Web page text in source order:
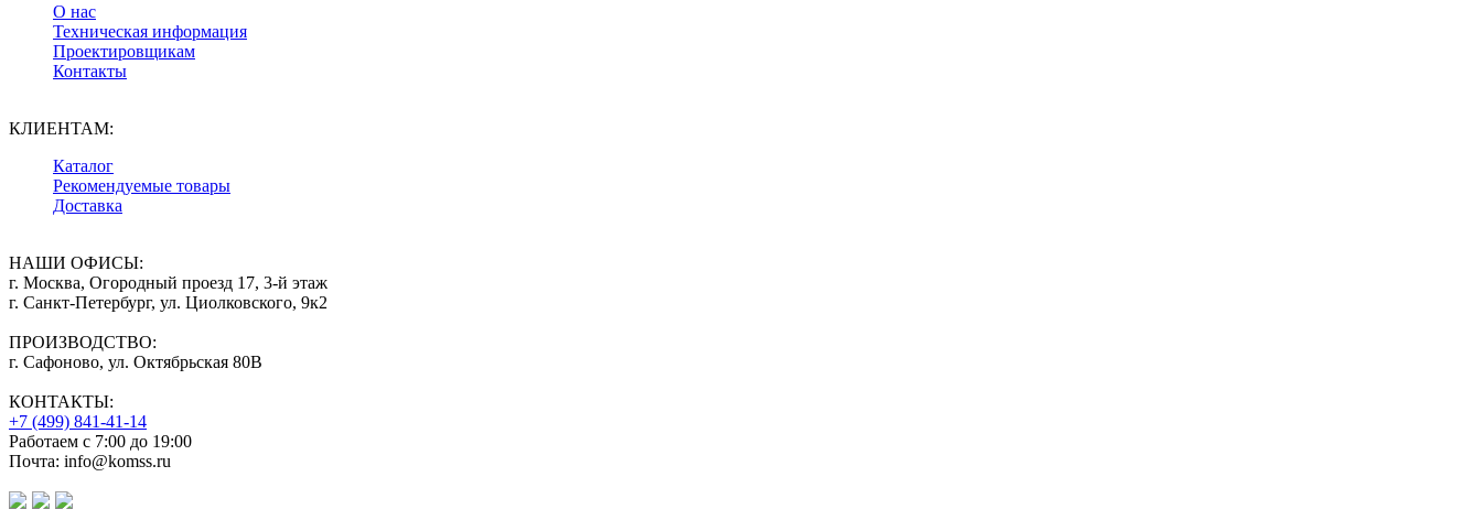
О нас
Техническая информация
Проектировщикам
Контакты
КЛИЕНТАМ:
Каталог
Рекомендуемые товары
Доставка
НАШИ ОФИСЫ:
г. Москва, Огородный проезд 17, 3-й этаж
г. Санкт-Петербург, ул. Циолковского, 9к2
ПРОИЗВОДСТВО:
г. Сафоново, ул. Октябрьская 80В
КОНТАКТЫ:
+7 (499) 841-41-14
Работаем с 7:00 до 19:00
Почта: info@komss.ru